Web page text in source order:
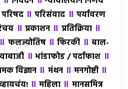
परिषद ॥परिसंवाद ॥ पर्यावरण
॥ प्रकाशन ॥ प्रतिक्रिया ॥
॥ फलज्योतिष ॥फिरकी ॥ बाल-
॥भांडाफोड / पर्दाफाश ॥
विज्ञान ॥ मंथन ॥मनगोष्टी ॥
॥महिला ॥ मानसमित्र